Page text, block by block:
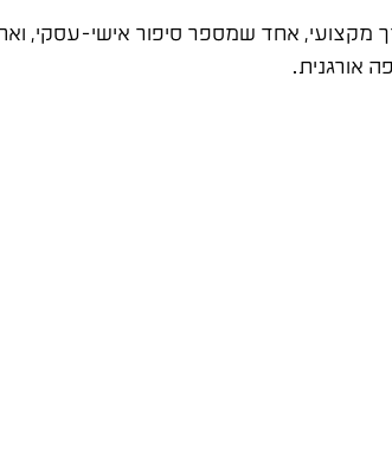
4 פוסטים בשבוע: שניים בעלי ערך מקצועי, אחד שמספר סיפור
אורגנית.